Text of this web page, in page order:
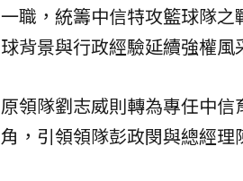
一職，統籌中信特攻籃球隊
球背景與行政經驗延續強權風
原領隊劉志威則轉為專任中
角，引領領隊彭政閔與總經理